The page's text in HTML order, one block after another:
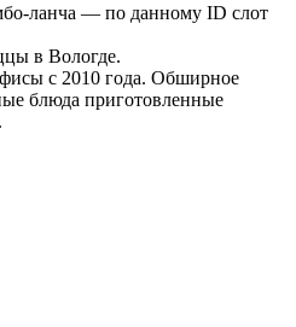
ланча — по данному ID слот
в Вологде.
с 2010 года. Обширное
блюда приготовленные